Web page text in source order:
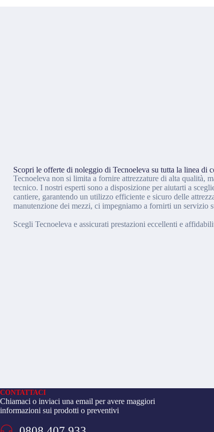
Scopri le offerte di noleggio di Tecnoeleva su tutta la linea di
Tecnoeleva non si limita a fornire attrezzature di alta qualità,
tecnico. I nostri esperti sono a disposizione per aiutarti a
cantiere, garantendo un utilizzo efficiente e sicuro delle
manutenzione dei mezzi, ci impegniamo a fornirti un servizio
Scegli Tecnoeleva e assicurati prestazioni eccellenti e
CONTATTACI
Chiamaci o inviaci una email per avere maggiori
informazioni sui prodotti o preventivi